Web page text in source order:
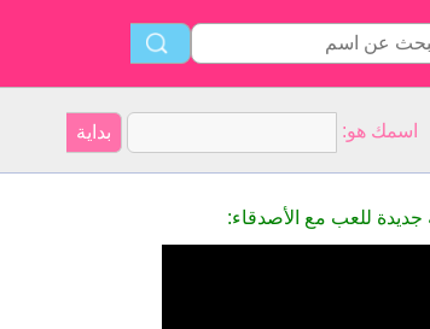
جديدة للعب مع الأصدقاء: